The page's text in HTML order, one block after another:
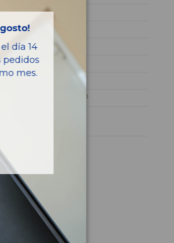
78KW
MEGANE III BERLINA 5 P
día 14
pedidos
mes.